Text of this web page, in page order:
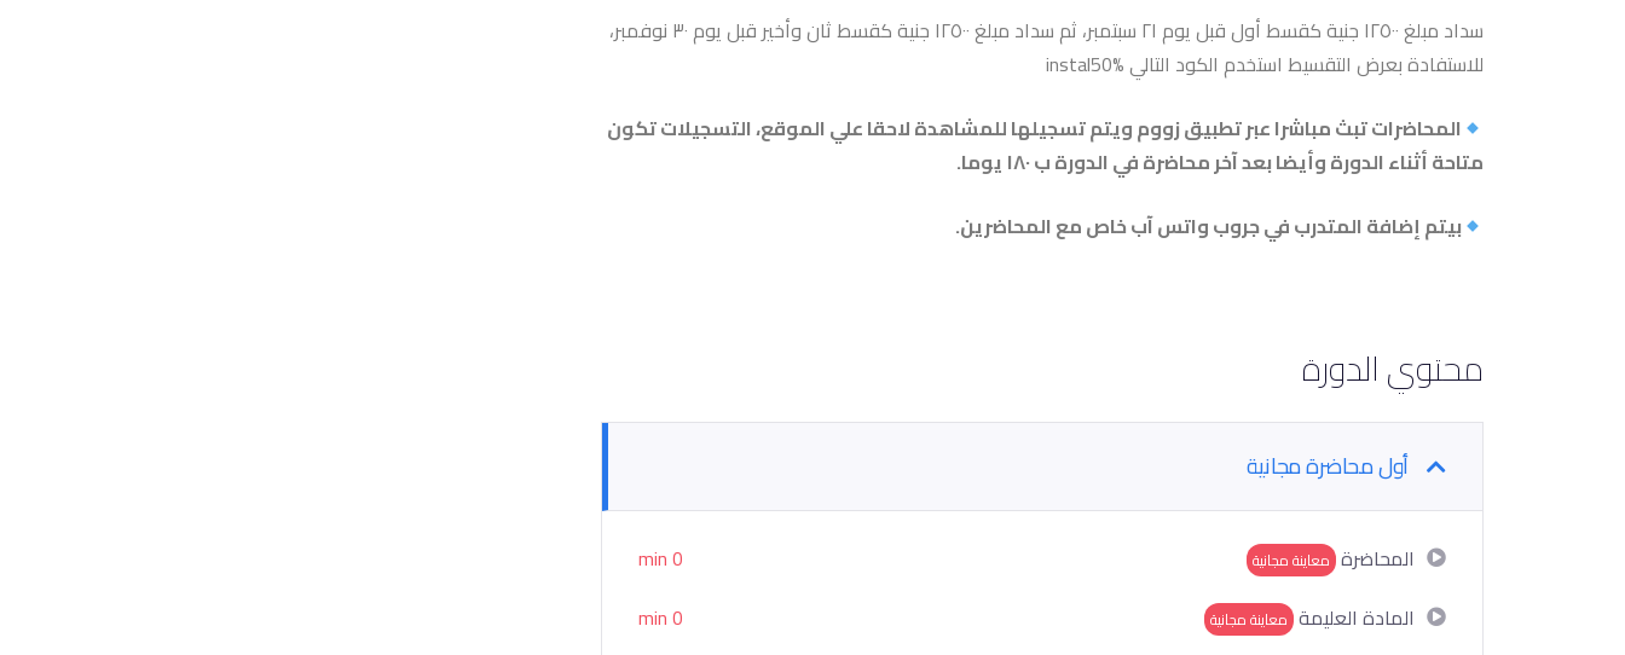
سداد مبلغ ١٢٥٠٠ جنية كقسط أول قبل يوم ٢١ سبتمبر، ثم سداد مبلغ ١٢٥٠٠ جنية كقسط ثان وأخير قبل يوم ٣٠ نوفمبر،
للاستفادة بعرض التقسيط استخدم الكود التالي instal50%
المحاضرات تبث مباشرا عبر تطبيق زووم ويتم تسجيلها للمشاهدة لاحقا علي الموقع، التسجيلات تكون
متاحة أثناء الدورة وأيضا بعد آخر محاضرة في الدورة ب ١٨٠ يوما.
بيتم إضافة المتدرب في جروب واتس آب خاص مع المحاضرين.
محتوي الدورة
أول محاضرة مجانية
المحاضرة معاينة مجانية
0 min
المادة العليمة معاينة مجانية 0 min